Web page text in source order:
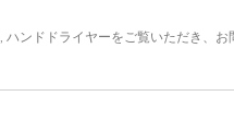
ハンドドライヤーをご覧いただき、 お